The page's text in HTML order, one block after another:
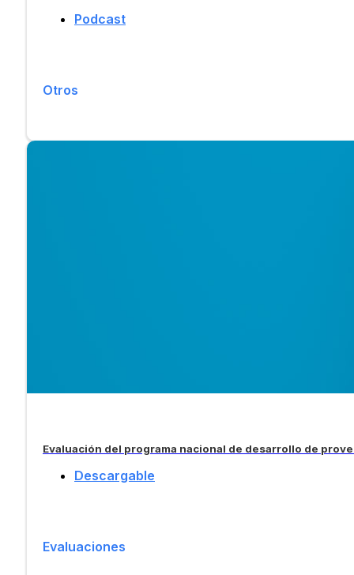
Podcast
Otros
Evaluación del programa nacional de desarrollo de
Descargable
Evaluaciones